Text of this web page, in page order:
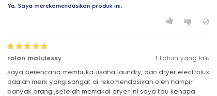
Ya, Saya merekomendasikan produk ini.
rolan matulessy
1 tahun yang lalu
saya berencana membuka usaha laundry, dan dryer electrolux
adalah merk yang sangat di rekomendasikan oleh hampir
banyak orang ,setelah memakai dryer ini saya tau kenapa